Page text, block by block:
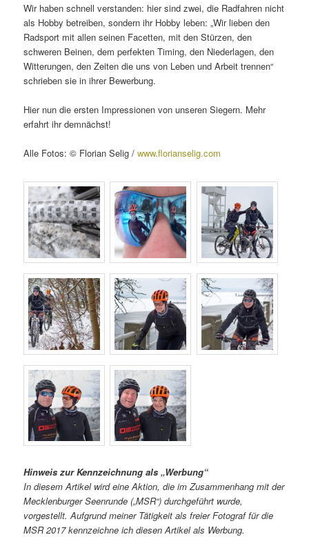
Wir haben schnell verstanden: hier sind zwei, die Radfahren nicht
als Hobby betreiben, sondern ihr Hobby leben: „Wir lieben den
Radsport mit allen seinen Facetten, mit den Stürzen, den
schweren Beinen, dem perfekten Timing, den Niederlagen, den
Witterungen, den Zeiten die uns von Leben und Arbeit trennen“
schrieben sie in ihrer Bewerbung.
Hier nun die ersten Impressionen von unseren Siegern. Mehr
erfahrt ihr demnächst!
Alle Fotos: © Florian Selig /www.florianselig.com
Hinweis zur Kennzeichnung als „Werbung“
In diesem Artikel wird eine Aktion, die im Zusammenhang mit der
Mecklenburger Seenrunde („MSR“) durchgeführt wurde,
vorgestellt. Aufgrund meiner Tätigkeit als freier Fotograf für die
MSR 2017 kennzeichne ich diesen Artikelals Werbung.